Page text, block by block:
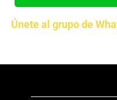
Únete al grupo de